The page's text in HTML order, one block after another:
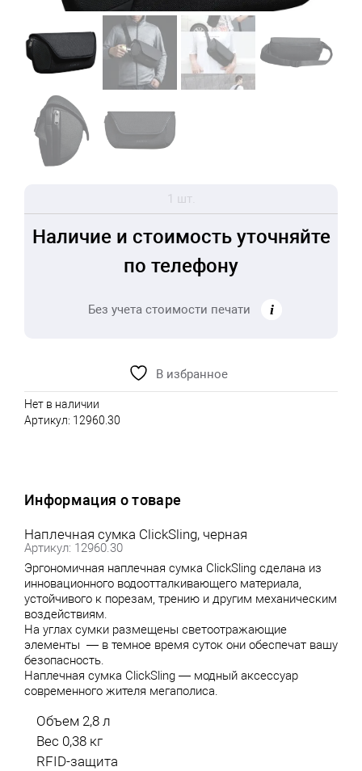
1 шт.
Наличие и стоимость уточняйте
по телефону
Без учета стоимости печати
В избранное
Нет в наличии
Артикул: 12960.30
Информация о товаре
Наплечная сумка ClickSling, черная
Артикул: 12960.30
Эргономичная наплечная сумка ClickSling сделана из
инновационного водоотталкивающего материала,
устойчивого к порезам, трению и другим механическим
воздействиям.
На углах сумки размещены светоотражающие
элементы — в темное время суток они обеспечат вашу
безопасность.
Наплечная сумка ClickSling — модный аксессуар
современного жителя мегаполиса.
Объем 2,8 л
Вес 0,38 кг
RFID-защита